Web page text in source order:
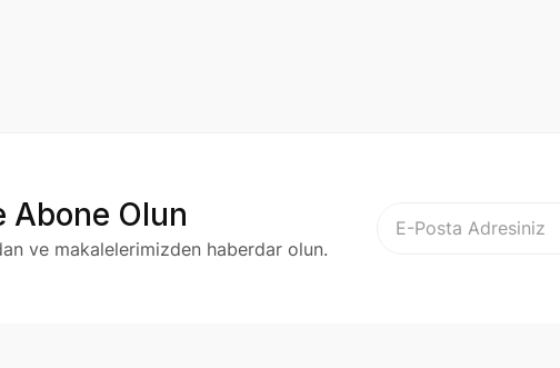
Abone Olun
ve makalelerimizden haberdar olun.